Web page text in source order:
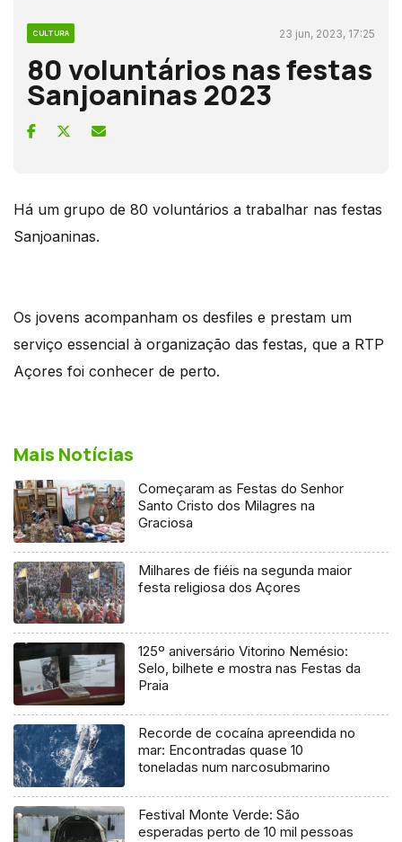
CULTURA 23 jun, 2023, 17:25
80 voluntários nas festas
Sanjoaninas 2023
Há um grupo de 80 voluntários a trabalhar nas festas
Sanjoaninas.
Os jovens acompanham os desfiles e prestam um
serviço essencial à organização das festas, que a RTP
Açores foi conhecer de perto.
Mais Notícias
Começaram as Festas do Senhor
Santo Cristo dos Milagres na
Graciosa
Milhares de fiéis na segunda maior
festa religiosa dos Açores
125º aniversário Vitorino Nemésio:
Selo, bilhete e mostra nas Festas da
Praia
Recorde de cocaína apreendida no
mar: Encontradas quase 10
toneladas num narcosubmarino
Festival Monte Verde: São
esperadas perto de 10 mil pessoas